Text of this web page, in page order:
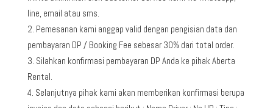
line, email atau sms.
Pemesanan kami anggap valid dengan pengisian data dan
pembayaran DP / Booking Fee sebesar 30% dari total order.
Silahkan konfirmasi pembayaran DP Anda ke pihak Aberta
Rental.
Selanjutnya pihak kami akan memberikan konfirmasi berupa